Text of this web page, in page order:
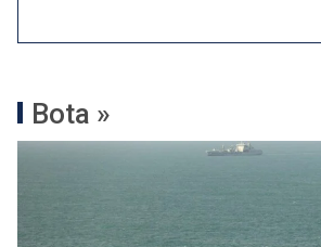
Bota »